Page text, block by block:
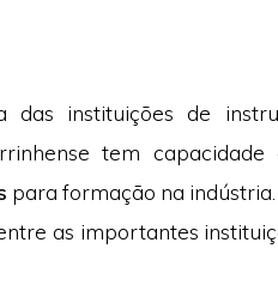
das instituições de
tem
para formação na
as importantes